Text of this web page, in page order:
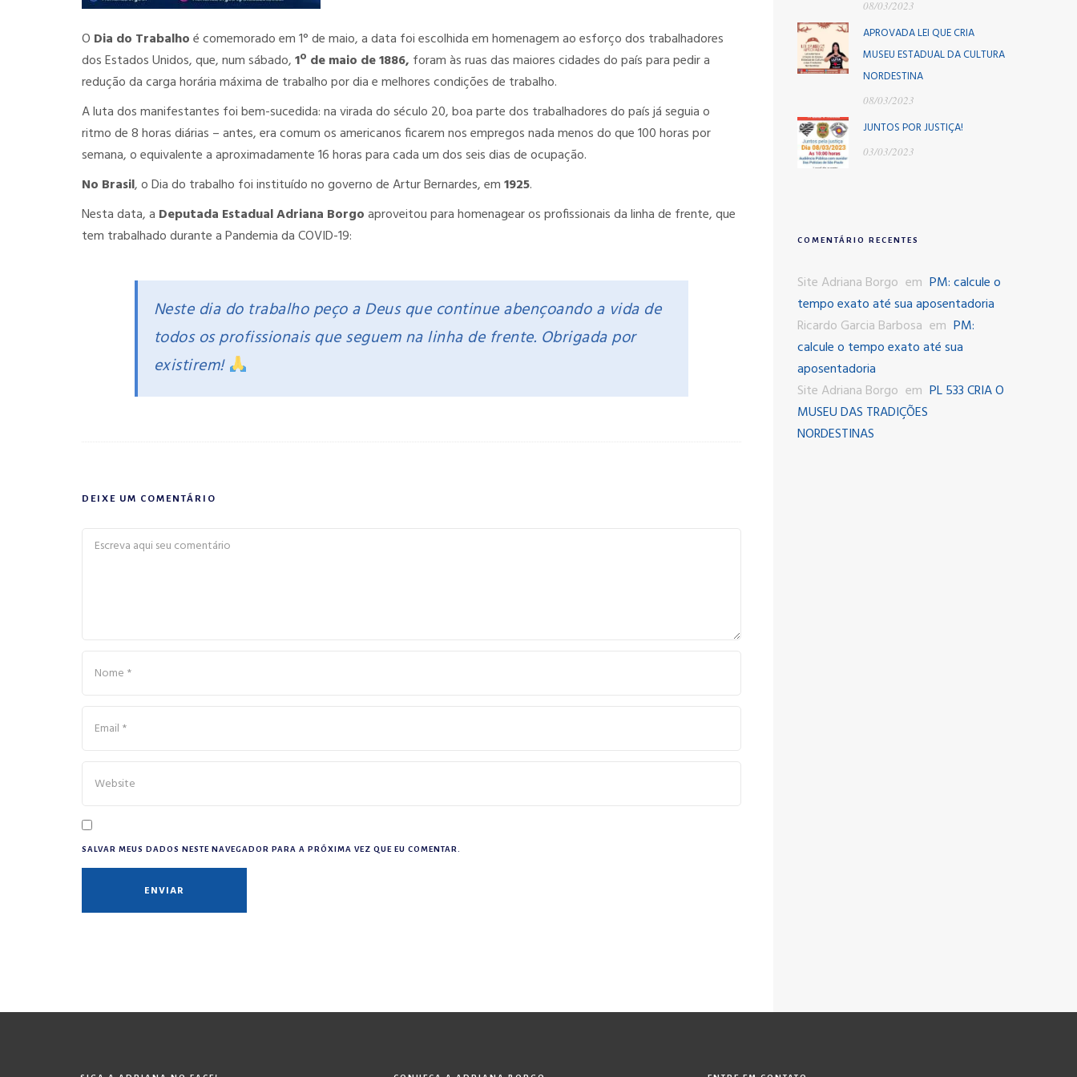
O Dia do Trabalhoé comemorado em 1° de maio, a data foi escolhida em homenagem ao esforço dos trabalhadores
dos Estados Unidos, que, num sábado,1º de maio de 1886, foram às ruas das maiores cidades do país para pedir a
redução da carga horária máxima de trabalho por dia e melhores condições de trabalho.
A luta dos manifestantes foi bem-sucedida: na virada do século 20, boa parte dos trabalhadores do país já seguia o
ritmo de 8 horas diárias – antes, era comum os americanos ficarem nos empregos nada menos do que 100 horas por
semana, o equivalente a aproximadamente 16 horas para cada um dos seis dias de ocupação.
No Brasil, o Dia do trabalho foi instituído no governo de Artur Bernardes, em1925.
Nesta data, a Deputada Estadual Adriana Borgoaproveitou para homenagear os profissionais da linha de frente, que
tem trabalhado durante a Pandemia da COVID-19:
Neste dia do trabalho peço a Deus que continue abençoando a vida de
todos os profissionais que seguem na linha de frente. Obrigada por
existirem!
DEIXE UM COMENTÁRIO
SALVAR MEUS DADOS NESTE NAVEGADOR PARA A PRÓXIMA VEZ QUE EU COMENTAR.
08/03/2023
APROVADA LEI QUE CRIA
MUSEU ESTADUAL DA CULTURA
NORDESTINA
08/03/2023
JUNTOS POR JUSTIÇA!
03/03/2023
COMENTÁRIO RECENTES
Site Adriana Borgo em PM: calcule o
tempo exato até sua aposentadoria
Ricardo Garcia Barbosa em PM:
calcule o tempo exato até sua
aposentadoria
Site Adriana Borgo em PL 533 CRIA O
MUSEU DAS TRADIÇÕES
NORDESTINAS